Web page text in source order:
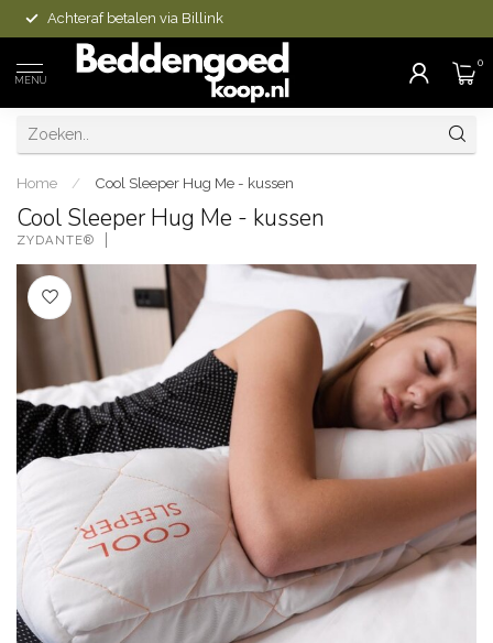
Achteraf betalen via Billink
MENU
0
Home / Cool Sleeper Hug Me - kussen
Cool Sleeper Hug Me - kussen
ZYDANTE®